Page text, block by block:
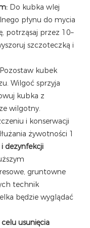
Do kubka wlej
płynu do mycia
potrząsaj przez 10–
szczoteczką i
Pozostaw kubek
Wilgoć sprzyja
kubka z
wilgotny.
dezynfekcji
gruntowne
technik
będzie wyglądać
usunięcia